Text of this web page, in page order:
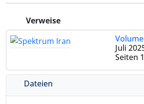
Verweise
Juli
Seiten
Dateien